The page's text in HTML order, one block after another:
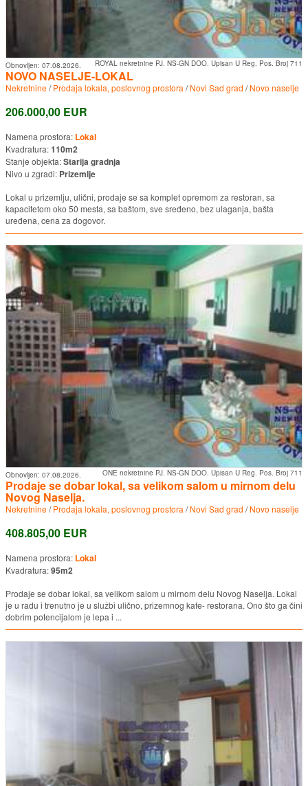
ROYAL nekretnine PJ. NS-GN DOO. Upisan U Reg. Pos. Broj 711
Obnovljen: 07.08.2026.
NOVO NASELJE-LOKAL
Nekretnine/Prodaja lokala, poslovnog prostora /Novi Sad grad /Novo naselje
206.000,00 EUR
Namena prostora: Lokal
Kvadratura:110m2
Stanje objekta:Starija gradnja
Nivo u zgradi: Prizemlje
Lokal u prizemlju, ulični, prodaje se sa komplet opremom za restoran, sa
kapacitetom oko 50 mesta, sa baštom, sve sređeno, bez ulaganja, bašta
uređena, cena za dogovor.
ONE nekretnine PJ. NS-GN DOO. Upisan U Reg. Pos. Broj 711
Obnovljen: 07.08.2026.
Prodaje se dobar lokal, sa velikom salom u mirnom delu
Novog Naselja.
Nekretnine/Prodaja lokala, poslovnog prostora /Novi Sad grad /Novo naselje
408.805,00 EUR
Namena prostora: Lokal
Kvadratura:95m2
Prodaje se dobar lokal, sa velikom salom u mirnom delu Novog Naselja. Lokal
je u radu i trenutno je u službi ulično, prizemnog kafe- restorana. Ono što ga čini
dobrim potencijalom je lepa i ...